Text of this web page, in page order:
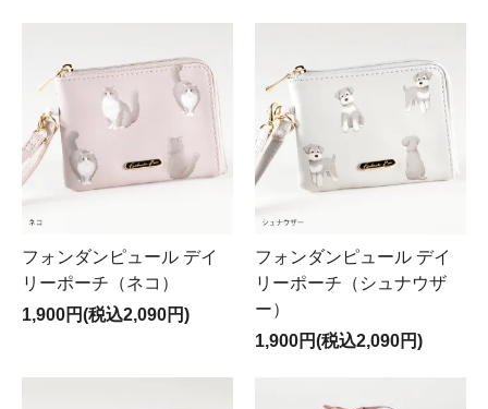
フォンダンピュール デイ
リーポーチ（ネコ）
1,900円(税込2,090円)
フォンダンピュール デイ
リーポーチ（シュナウザ
ー）
1,900円(税込2,090円)